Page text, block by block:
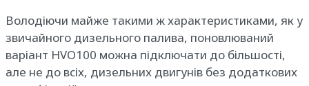
Володіючи майже такими ж характеристиками, як у
звичайного дизельного палива, поновлюваний
варіант HVO100 можна підключати до більшості,
але не до всіх, дизельних двигунів без додаткових